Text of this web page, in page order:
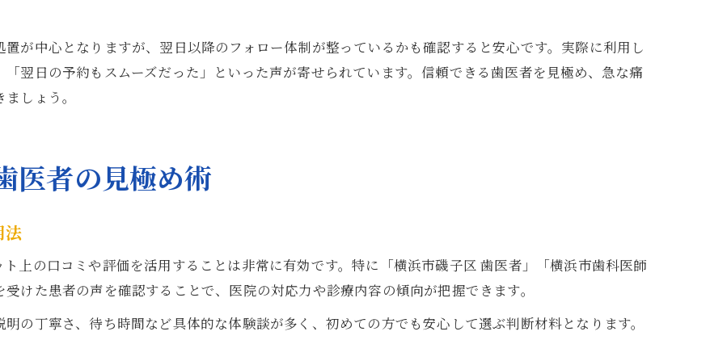
が中心となりますが、翌日以降のフォロー体制が整っているかも確認すると安心です。実際に利用し
翌日の予約もスムーズだった」といった声が寄せられています。信頼できる歯医者を見極め、急な痛
しょう。
医者の見極め術
法
上の口コミや評価を活用することは非常に有効です。特に「横浜市磯子区 歯医者」「横浜市歯科医師
けた患者の声を確認することで、医院の対応力や診療内容の傾向が把握できます。
の丁寧さ、待ち時間など具体的な体験談が多く、初めての方でも安心して選ぶ判断材料となります。